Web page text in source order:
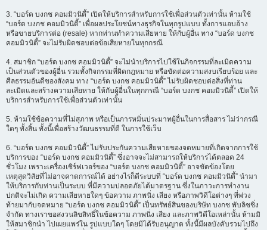
3. “บอร์ด บงกช คอมมิวนิตี้” เปิดให้บริการสำหรับการใช้เพื่อส่วนตัวเท่านั้น ห้ามใช้
“บอร์ด บงกช คอมมิวนิตี้” เพื่อผลประโยชน์ทางธุรกิจในทุกรูปแบบ ทั้งการแอบอ้าง
หรือขายบริการต่อ (resale) หากท่านทำความเสียหาย ให้กับผู้อื่น ทาง “บอร์ด บงกช
คอมมิวนิตี้” จะไม่รับผิดชอบต่อข้อเสียหายในทุกกรณี
4. สมาชิก “บอร์ด บงกช คอมมิวนิตี้” จะไม่นำบริการไปใช้ในกิจกรรมที่ละเมิดความ
เป็นส่วนตัวของผู้อื่น รวมทั้งกิจกรรมที่ผิดกฎหมาย หรือขัดต่อความสงบเรียบร้อย และ
ศีลธรรมอันดีของสังคม ทาง “บอร์ด บงกช คอมมิวนิตี้” ไม่รับผิดชอบต่อสิ่งที่ท่าน
ละเมิดและสร้างความเสียหาย ให้กับผู้อื่นในทุกกรณี “บอร์ด บงกช คอมมิวนิตี้” เปิดให้
บริการสำหรับการใช้เพื่อส่วนตัวเท่านั้น
5. ห้ามใช้ข้อความที่ไม่สุภาพ หรือเป็นการหมิ่นประมาทผู้อื่นในการสื่อสาร ไม่ว่ากรณี
ใดๆ ทั้งสิ้น ทั้งนี้เพื่อสร้างวัฒนธรรมที่ดี ในการใช้เว็บ
6. “บอร์ด บงกช คอมมิวนิตี้” ไม่รับประกันความเสียหายของจดหมายที่เกิดจากการใช้
บริการของ “บอร์ด บงกช คอมมิวนิตี้” ซึ่งอาจจะไม่สามารถให้บริการได้ตลอด 24
ชั่วโมง เพราะเครื่องเซิร์ฟเวอร์ของ “บอร์ด บงกช คอมมิวนิตี้” อาจขัดข้องโดย
เหตุสุดวิสัยที่ไม่อาจคาดการณ์ได้ อย่างไรก็ดีระบบที่ “บอร์ด บงกช คอมมิวนิตี้” นำมา
ให้บริการกับท่านเป็นระบบ ที่มีความปลอดภัยได้มาตรฐาน ซึ่งในภาวะการทำงาน
ปกติจะไม่เกิด ความเสียหายใดๆ ข้อความ ภาพนิ่ง เสียง หรือภาพวิดีโอต่างๆ ที่พ่วง
ท้ายมากับจดหมาย “บอร์ด บงกช คอมมิวนิตี้” เป็นทรัพย์สินของบริษัท บงกช พับลิชชิ่ง
จำกัด ทางเราขอสงวนลิขสิทธิ์ในข้อความ ภาพนิ่ง เสียง และภาพวิดีโอเหล่านั้น ห้ามมิ
ให้สมาชิกนำ ไปเผยแพร่ใน รูปแบบใดๆ โดยมิได้รับอนุญาต ทั้งนี้มีผลบังคับรวมไปถึง